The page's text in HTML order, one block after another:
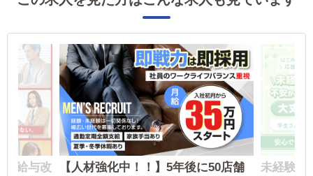
〜給与改
【人材強化中！！】5年後に50店舗
未経験か